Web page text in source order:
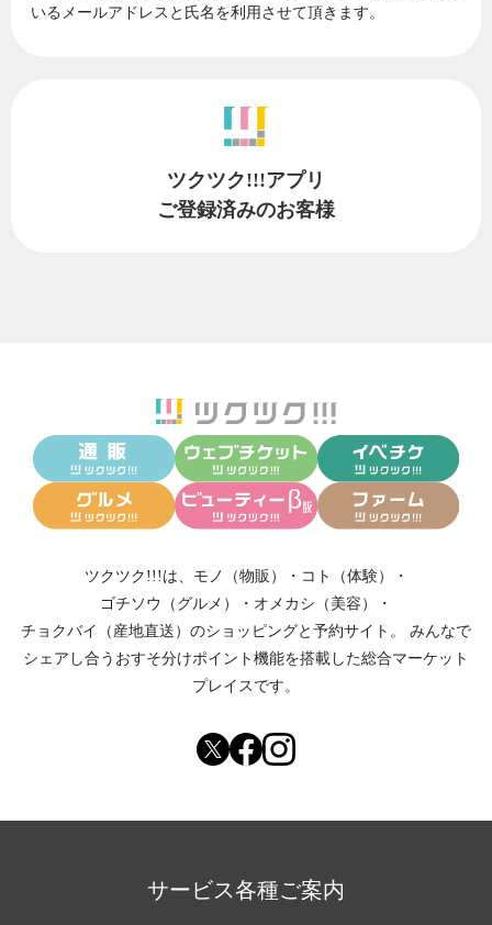
いるメールアドレスと氏名を利用させて頂きます。
ツクツク!!!アプリ
ご登録済みのお客様
ツクツク!!!は、 モノ（物販） ・ コト（体験）
・
ゴチソウ（グルメ）
・ オメカシ（美容）
・
チョクバイ（産地直送） のショッピングと予約サイト。
みんなで
シェアし合う おすそ分けポイント機能を搭載した総合マーケット
プレイスです。
サービス各種ご案内